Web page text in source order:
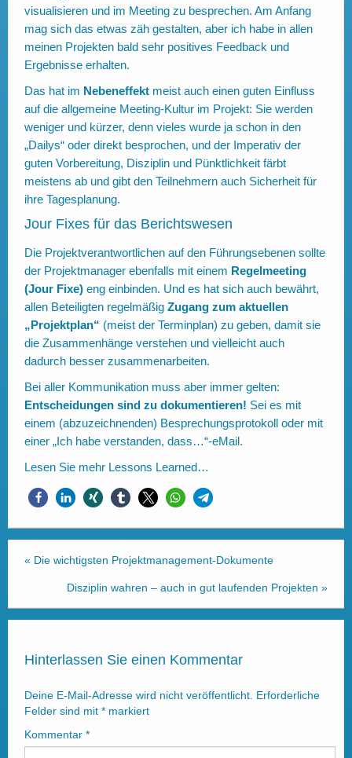
visualisieren und im Meeting zu besprechen. Am Anfang
mag sich das etwas zäh gestalten, aber ich habe in allen
meinen Projekten bald sehr positives Feedback und
Ergebnisse erhalten.
Das hat im Nebeneffekt meist auch einen guten Einfluss
auf die allgemeine Meeting-Kultur im Projekt: Sie werden
weniger und kürzer, denn vieles wurde ja schon in den
„Dailys“ oder direkt besprochen, und der Imperativ der
guten Vorbereitung, Disziplin und Pünktlichkeit färbt
meistens ab und gibt den Teilnehmern auch Sicherheit für
ihre Tagesplanung.
Jour Fixes für das Berichtswesen
Die Projektverantwortlichen auf den Führungsebenen sollte
der Projektmanager ebenfalls mit einem Regelmeeting
(Jour Fixe) eng einbinden. Und es hat sich auch bewährt,
allen Beteiligten regelmäßig Zugang zum aktuellen
„Projektplan“ (meist der Terminplan) zu geben, damit sie
die Zusammenhänge verstehen und vielleicht auch
dadurch besser zusammenarbeiten.
Bei aller Kommunikation muss aber immer gelten:
Entscheidungen sind zu dokumentieren! Sei es mit
einem (abzuzeichnenden) Besprechungsprotokoll oder mit
einer „Ich habe verstanden, dass…“-eMail.
Lesen Sie mehr Lessons Learned…
« Die wichtigsten Projektmanagement-Dokumente
Disziplin wahren – auch in gut laufenden Projekten »
Hinterlassen Sie einen Kommentar
Deine E-Mail-Adresse wird nicht veröffentlicht. Erforderliche
Felder sind mit * markiert
Kommentar *